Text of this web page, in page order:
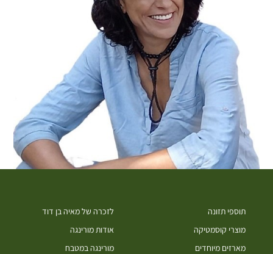
תוספי תזונה
מוצרי קוסמטיקה
מארזים מיוחדים
לזכרה של מאיה בן דוד
אודות מורינגה
מורינגה במטבח